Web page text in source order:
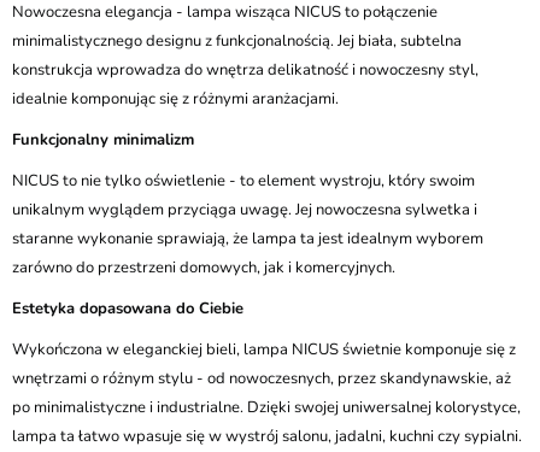
Poczta Polska Kurier 48H - 16 zł
Kurier GLS - 20 zł
Przesyłka Gabarytowa - 35 zł
kontakt@ledstyl.pl
Nowoczesna elegancja - lampa wisząca NICUS to połączenie
minimalistycznego designu z funkcjonalnością. Jej biała, subtelna
konstrukcja wprowadza do wnętrza delikatność i nowoczesny styl,
idealnie komponując się z różnymi aranżacjami.
Funkcjonalny minimalizm
NICUS to nie tylko oświetlenie - to element wystroju, który swoim
unikalnym wyglądem przyciąga uwagę. Jej nowoczesna sylwetka i
staranne wykonanie sprawiają, że lampa ta jest idealnym wyborem
zarówno do przestrzeni domowych, jak i komercyjnych.
Estetyka dopasowana do Ciebie
Wykończona w eleganckiej bieli, lampa NICUS świetnie komponuje się z
wnętrzami o różnym stylu - od nowoczesnych, przez skandynawskie, aż
po minimalistyczne i industrialne. Dzięki swojej uniwersalnej kolorystyce,
lampa ta łatwo wpasuje się w wystrój salonu, jadalni, kuchni czy sypialni.